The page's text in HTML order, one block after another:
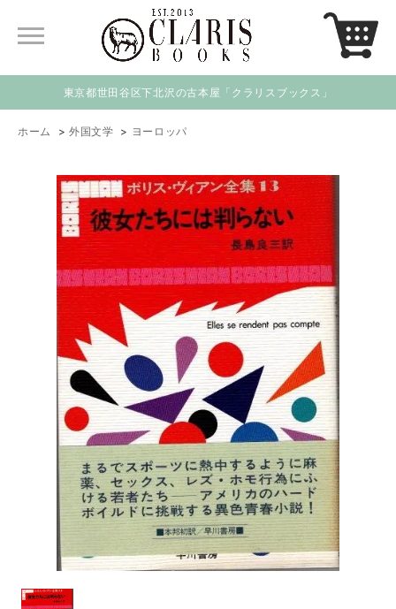
東京都世田谷区下北沢の古本屋「クラリスブックス」
ホーム > 外国文学 > ヨーロッパ